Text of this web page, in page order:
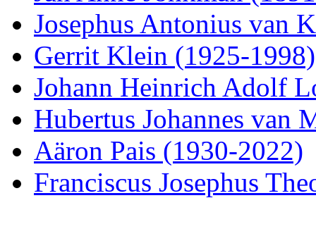
Josephus Antonius van
Gerrit Klein (1925-1998)
Johann Heinrich Adolf
Hubertus Johannes van
Aäron Pais (1930-2022)
Franciscus Josephus